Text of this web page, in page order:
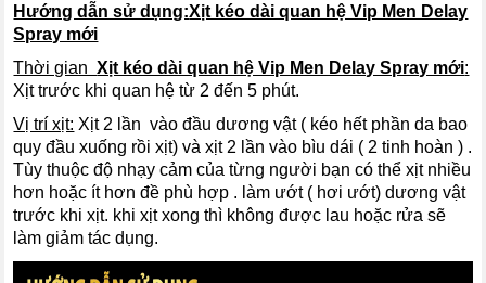
Hướng dẫn sử dụng:Xịt kéo dài quan hệ Vip Men Delay
Spray mới
Thời gianXịt kéo dài quan hệ Vip Men Delay Spray mới:
Xịt trước khi quan hệ từ 2 đến 5 phút.
Vị trí xịt: Xịt 2 lần vào đầu dương vật ( kéo hết phần da bao
quy đầu xuống rồi xịt) và xịt 2 lần vào bìu dái ( 2 tinh hoàn ) .
Tùy thuộc độ nhạy cảm của từng người bạn có thể xịt nhiều
hơn hoặc ít hơn đề phù hợp . làm ướt ( hơi ướt) dương vật
trước khi xịt. khi xịt xong thì không được lau hoặc rửa sẽ
làm giảm tác dụng.